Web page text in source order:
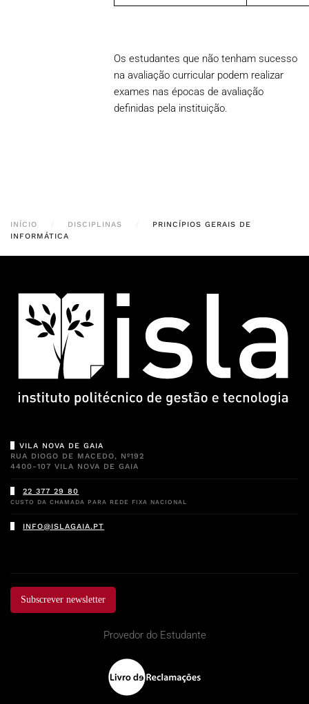
Os estudantes que não tenham sucesso
na avaliação curricular podem realizar
exames nas épocas de avaliação
definidas pela instituição.
INÍCIO DISCIPLINAS
PRINCÍPIOS GERAIS DE
INFORMÁTICA
VILA NOVA DE GAIA
RUA DIOGO DE MACEDO, Nº192
4400-107 VILA NOVA DE GAIA
22 377 29 80
CUSTO DA CHAMADA PARA REDE FIXA NACIONAL
INFO@ISLAGAIA.PT
Subscrever newsletter
Provedor do Estudante